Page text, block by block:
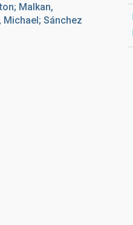
Malkan,
Michael; Sánchez